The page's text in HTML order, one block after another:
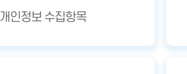
개인정보 수집항목